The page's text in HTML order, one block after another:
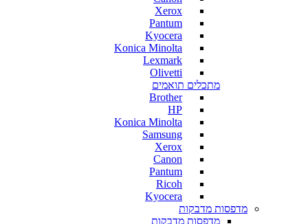
Xerox
Pantum
Kyocera
Konica Minolta
Lexmark
Olivetti
מתכלים תואמים
Brother
HP
Konica Minolta
Samsung
Xerox
Canon
Pantum
Ricoh
Kyocera
מדפסות מדבקות
מדפסות מדבקות